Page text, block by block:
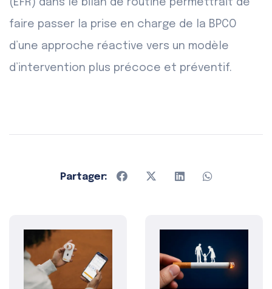
(EFR) dans le bilan de routine permettrait de
faire passer la prise en charge de la BPCO
d’une approche réactive vers un modèle
d’intervention plus précoce et préventif.
Partager: